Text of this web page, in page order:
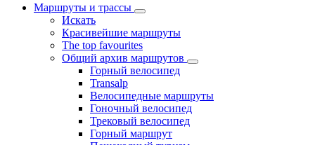
Маршруты и трассы
Искать
Красивейшие маршруты
The top favourites
Общий архив маршрутов
Горный велосипед
Transalp
Велосипедные маршруты
Гоночный велосипед
Трековый велосипед
Горный маршрут